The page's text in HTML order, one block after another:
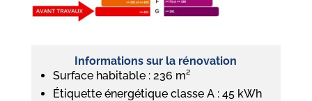
Informations sur la rénovation
Surface habitable : 236 m²
Étiquette énergétique classe A : 45 kWh